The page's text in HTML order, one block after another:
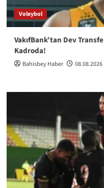
Voleybol
VakıfBank’tan Dev
Kadroda!
Bahisbey Haber 08.08.2026